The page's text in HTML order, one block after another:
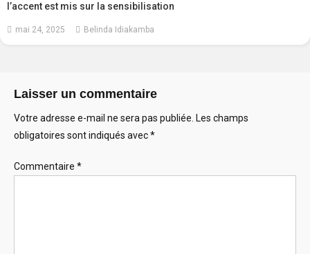
l’accent est mis sur la sensibilisation
mai 24, 2025 Belinda Idiakamba
Laisser un commentaire
Votre adresse e-mail ne sera pas publiée. Les champs
obligatoires sont indiqués avec*
Commentaire *